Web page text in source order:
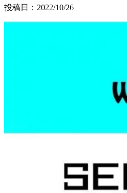
投稿日： 2022/10/26